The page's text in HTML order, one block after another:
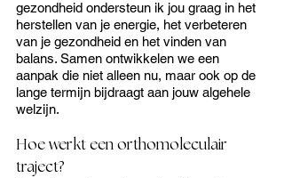
gezondheid ondersteun ik jou graag in het
herstellen van je energie, het verbeteren
van je gezondheid en het vinden van
balans. Samen ontwikkelen we een
aanpak die niet alleen nu, maar ook op de
lange termijn bijdraagt aan jouw algehele
welzijn.
Hoe werkt een orthomoleculair
traject?